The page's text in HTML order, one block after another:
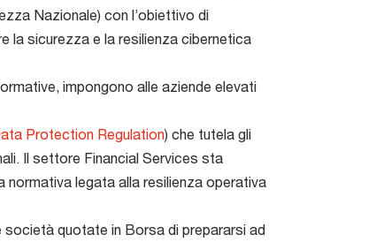
Nazionale) con l’obiettivo di
la sicurezza e la resilienza cibernetica
impongono alle aziende elevati
Protection Regulation) che tutela gli
Il settore Financial Services sta
normativa legata alla resilienza operativa
quotate in Borsa di prepararsi ad